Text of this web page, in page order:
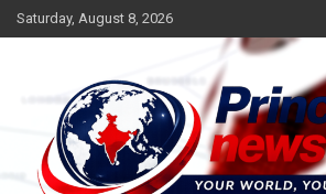
Skip
to
Saturday, August 8, 2026